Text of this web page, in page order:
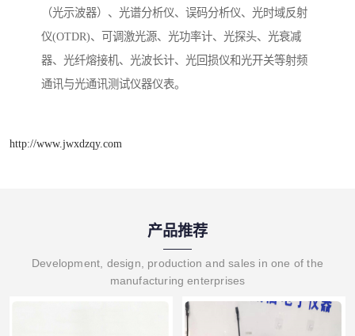
（光示波器）、光谱分析仪、误码分析仪、光时域反射
仪(OTDR)、可调激光源、光功率计、光探头、光衰减
器、光纤熔接机、光波长计、光回损仪和光开关等射频
通讯与光通讯测试仪器仪表。
http://www.jwxdzqy.com
产品推荐
Development, design, production and sales in one of the
manufacturing enterprises